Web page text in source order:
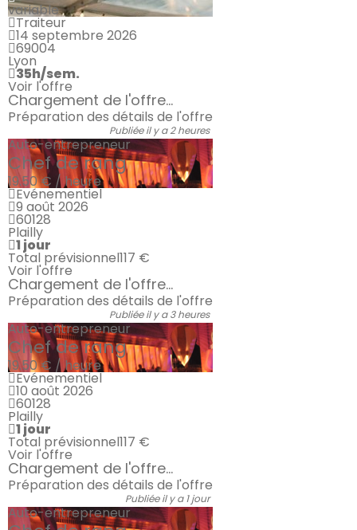
variable
Traiteur
14 septembre 2026
69004
Lyon
35h/sem.
Voir l'offre
Chargement de l'offre...
Préparation des détails de l'offre
Publiée il y a 2 heures
Auto-entrepreneur
Chef de rang
19.50 € / heure
Evénementiel
9 août 2026
60128
Plailly
1 jour
Total prévisionnel117 €
Voir l'offre
Chargement de l'offre...
Préparation des détails de l'offre
Publiée il y a 3 heures
Auto-entrepreneur
Chef de rang
19.50 € / heure
Evénementiel
10 août 2026
60128
Plailly
1 jour
Total prévisionnel117 €
Voir l'offre
Chargement de l'offre...
Préparation des détails de l'offre
Publiée il y a 1 jour
Auto-entrepreneur